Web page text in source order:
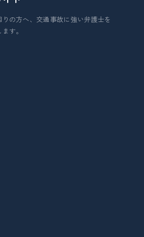
の方へ、交通事故に強い弁護士を
す。